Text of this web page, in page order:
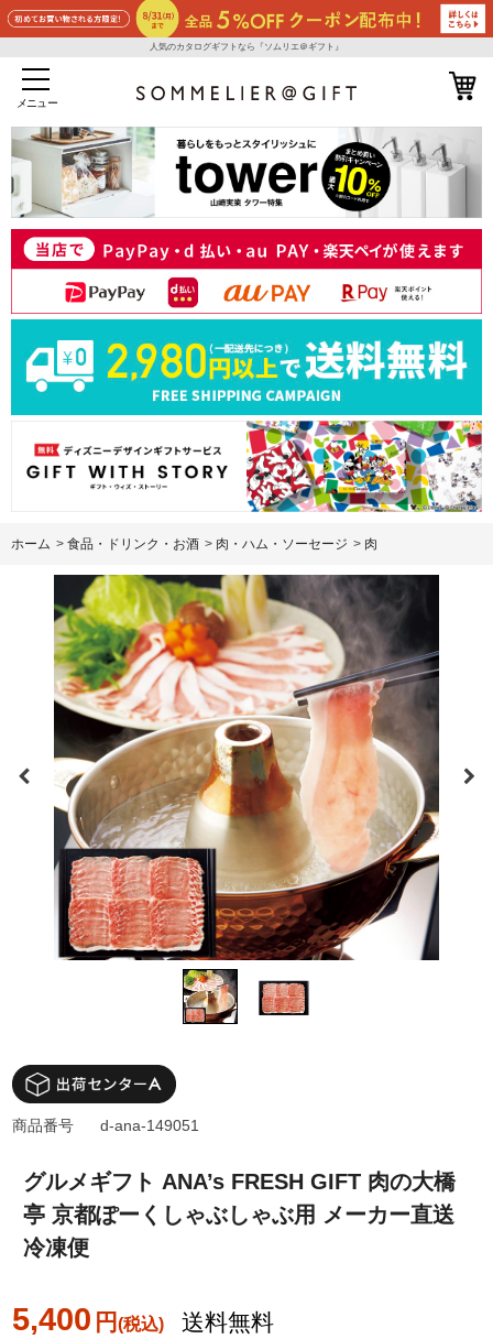
人気のカタログギフトなら『ソムリエ＠ギフト』
メニュー
ホーム > 食品・ドリンク・お酒 > 肉・ハム・ソーセージ > 肉
グルメギフト ANA’s FRESH GIFT 肉の大橋
亭 京都ぽーくしゃぶしゃぶ用 メーカー直送
冷凍便
5,400 円 送料無料
商品番号 d-ana-149051